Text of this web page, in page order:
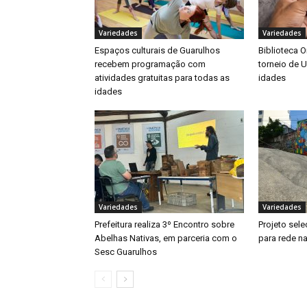
Variedades
Espaços culturais de Guarulhos
recebem programação com
atividades gratuitas para todas as
idades
Variedades
Biblioteca
torneio de
idades
Variedades
Prefeitura realiza 3º Encontro sobre
Abelhas Nativas, em parceria com o
Sesc Guarulhos
Variedades
Projeto
para rede